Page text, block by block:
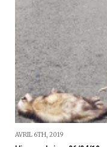
AVRIL 6TH, 2019